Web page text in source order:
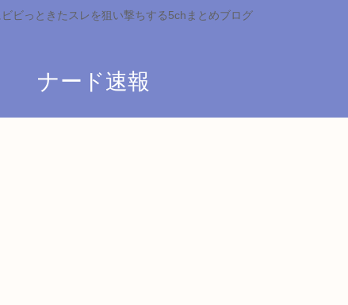
ビっときたスレを狙い撃ちする5chまとめブログ
ナード速報